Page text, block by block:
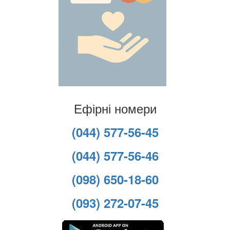
Ефірні номери
(044) 577-56-45
(044) 577-56-46
(098) 650-18-60
(093) 272-07-45